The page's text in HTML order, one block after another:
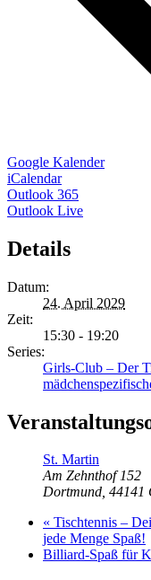
Google Kalender
iCalendar
Outlook 365
Outlook Live
Details
Datum:
24. April 2029
Zeit:
15:30 - 19:20
Series:
Girls-Club – Der
St. Martin
Am Zehnthof 152
Dortmund, 44141
« Tischtennis –
jede Menge Spaß!
Billiard-Spaß für